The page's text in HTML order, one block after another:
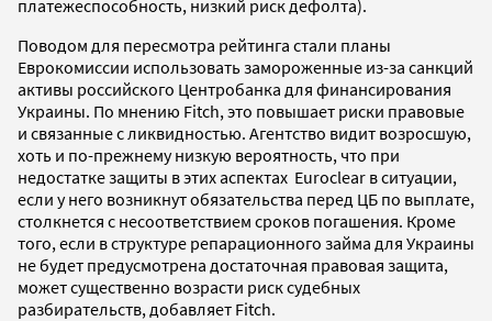
платежеспособность, низкий риск дефолта).
Поводом для пересмотра рейтинга стали планы
Еврокомиссии использовать замороженные из-за санкций
активы российского Центробанка для финансирования
Украины. По мнению Fitch, это повышает риски правовые
и связанные с ликвидностью. Агентство видит возросшую,
хоть и по-прежнему низкую вероятность, что при
недостатке защиты в этих аспектах Euroclear в ситуации,
если у него возникнут обязательства перед ЦБ по выплате,
столкнется с несоответствием сроков погашения. Кроме
того, если в структуре репарационного займа для Украины
не будет предусмотрена достаточная правовая защита,
может существенно возрасти риск судебных
разбирательств, добавляет Fitch.